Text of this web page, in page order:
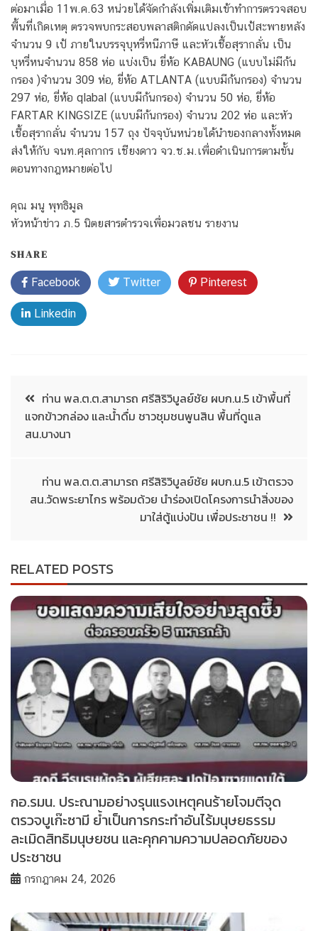
ต่อมาเมื่อ 11พ.ค.63 หน่วยได้จัดกำลังเพิ่มเติมเข้าทำการตรวจสอบ
พื้นที่เกิดเหตุ ตรวจพบกระสอบพลาสติกดัดแปลงเป็นเป้สะพายหลัง
จำนวน 9 เป้ ภายในบรรจุบุหรี่หนีภาษี และหัวเชื้อสุรากลั่น เป็น
บุหรี่หนจำนวน 858 ห่อ แบ่งเป็น ยี่ห้อ KABAUNG (แบบไม่มีก้น
กรอง )จำนวน 309 ห่อ, ยี่ห้อ ATLANTA (แบบมีก้นกรอง) จำนวน
297 ห่อ, ยี่ห้อ qlabal (แบบมีก้นกรอง) จำนวน 50 ห่อ, ยี่ห้อ
FARTAR KINGSIZE (แบบมีก้นกรอง) จำนวน 202 ห่อ และหัว
เชื้อสุรากลั่น จำนวน 157 ถุง ปัจจุบันหน่วยได้นำของกลางทั้งหมด
ส่งให้กับ จนท.ศุลกากร เชียงดาว จว.ช.ม.เพื่อดำเนินการตามขั้น
ตอนทางกฎหมายต่อไป
คุณ มนู พุทธิมูล
หัวหน้าข่าว ภ.5 นิตยสารตำรวจเพื่อมวลชน รายงาน
SHARE
Facebook Twitter Pinterest
Linkedin
ท่าน พล.ต.ต.สามารถ ศรีสิริวิบูลย์ชัย ผบก.น.5 เข้าพื้นที่
แจกข้าวกล่อง และน้ำดื่ม ชาวชุมชนพูนสิน พื้นที่ดูแล
สน.บางนา
ท่าน พล.ต.ต.สามารถ ศรีสิริวิบูลย์ชัย ผบก.น.5 เข้าตรวจ
สน.วัดพระยาไกร พร้อมด้วย นำร่องเปิดโครงการนำสิ่งของ
มาใส่ตู้แบ่งปัน เพื่อประชาชน !!
RELATED POSTS
กอ.รมน. ประณามอย่างรุนแรงเหตุคนร้ายโจมตีจุด
ตรวจบูเก๊ะซามี ย้ำเป็นการกระทำอันไร้มนุษยธรรม
ละเมิดสิทธิมนุษยชน และคุกคามความปลอดภัยของ
ประชาชน
กรกฎาคม 24, 2026